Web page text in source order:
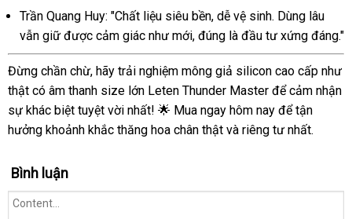
thật
kèm
âm
Trần Quang Huy: "Chất liệu siêu bền, dễ vệ sinh. Dùng lâu
vẫn giữ được cảm giác như mới, đúng là đầu tư xứng đáng."
Đừng chần chừ, hãy trải nghiệm mông giả silicon cao cấp như
thật có âm thanh size lớn Leten Thunder Master để cảm nhận
sự khác biệt tuyệt vời nhất! 🌟 Mua ngay hôm nay để tận
hưởng khoảnh khắc thăng hoa chân thật và riêng tư nhất.
Bình luận